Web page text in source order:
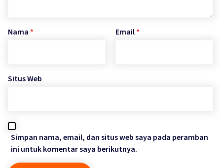
Nama * Email *
Situs Web
Simpan nama, email, dan situs web saya pada peramban
ini untuk komentar saya berikutnya.